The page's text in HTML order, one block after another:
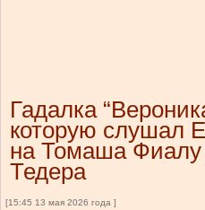
Гадалка
которую слушал
на Томаша
Тедера
[15:45 13 мая 2026 года ]